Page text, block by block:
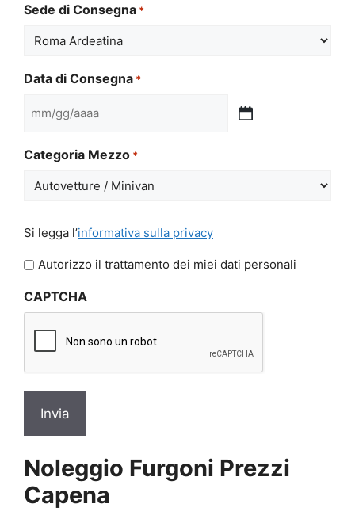
GG
slash
Sede di Consegna *
Data di Consegna *
MM
GG
slash
Categoria Mezzo *
legga
l'informativa
privacy
Si legga l’informativa sulla privacy
Autorizzo il trattamento dei miei dati personali
CAPTCHA
Noleggio Furgoni Prezzi
Capena